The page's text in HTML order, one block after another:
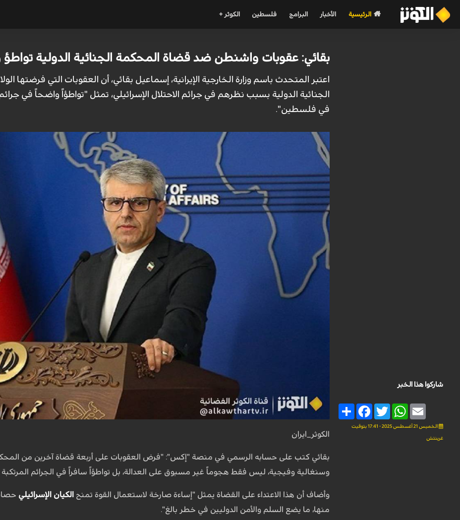
الرئيسية الأخبار البرامج فلسطين الكوثر +
شاركوا هذا الخبر
Share
FacebookTwitter
WhatsAppEmail
الخميس 21 أغسطس 2025 - 17:41 بتوقيت
غرينتش
بقائي: عقوبات واشنطن ضد قضاة المحكمة الجنائية الدولية
اعتبر المتحدث باسم وزارة الخارجية الإيرانية، إسماعيل بقائي، أن العقوبات التي فرضتها
الجنائية الدولية بسبب نظرهم في جرائم الاحتلال الإسرائيلي، تمثل "تواطؤاً واضحاً في
في فلسطين".
الكوثر_ايران
بقائي كتب على حسابه الرسمي في منصة "إكس": "فرض العقوبات على أربعة قضاة آخرين من
وسنغالية وفيجية، ليس فقط هجوماً غير مسبوق على العدالة، بل تواطؤاً سافراً في الجرائم
وأضاف أن هذا الاعتداء على القضاة يمثل "إساءة صارخة لاستعمال القوة تمنح الكيان الإسرائيلي
منها، ما يضع السلم والأمن الدوليين في خطر بالغ".